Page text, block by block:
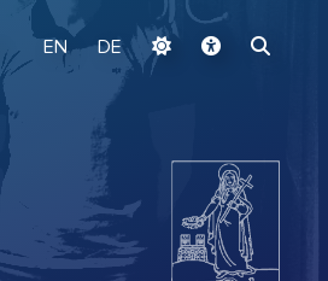
ugrás a fő tartalomhoz
EN DE